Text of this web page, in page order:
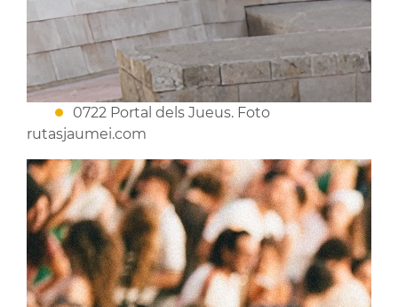
0722 Portal dels Jueus. Foto
rutasjaumei.com